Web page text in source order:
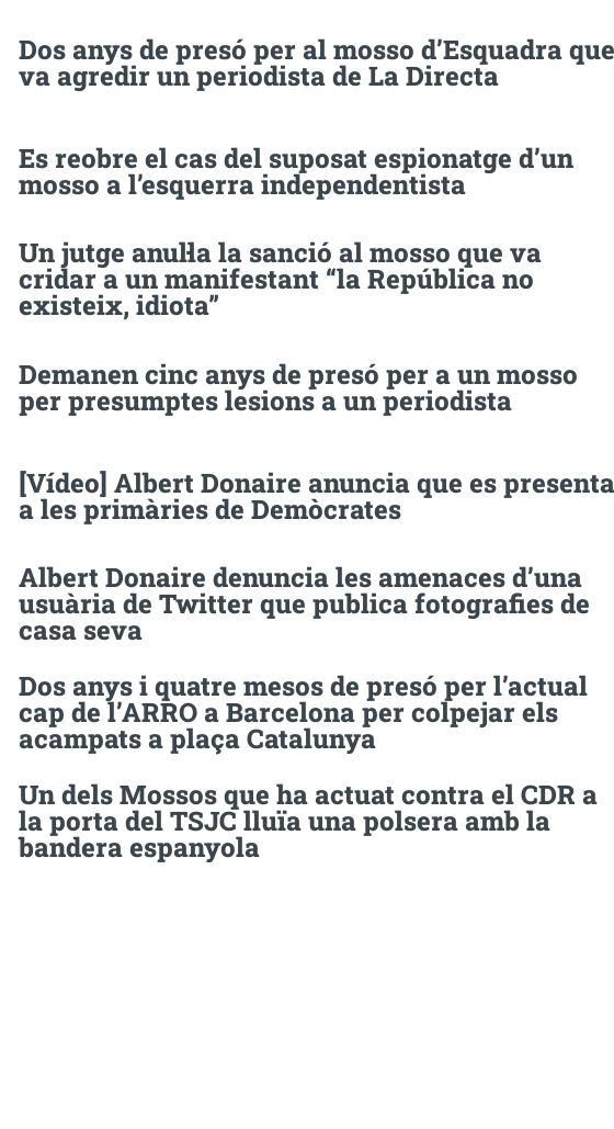
Dos anys de presó per al mosso d’Esquadra que
va agredir un periodista de La Directa
Es reobre el cas del suposat espionatge d’un
mosso a l’esquerra independentista
Un jutge anul·la la sanció al mosso que va
cridar a un manifestant “la República no
existeix, idiota”
Demanen cinc anys de presó per a un mosso
per presumptes lesions a un periodista
[Vídeo] Albert Donaire anuncia que es presenta
a les primàries de Demòcrates
Albert Donaire denuncia les amenaces d’una
usuària de Twitter que publica fotografies de
casa seva
Dos anys i quatre mesos de presó per l’actual
cap de l’ARRO a Barcelona per colpejar els
acampats a plaça Catalunya
Un dels Mossos que ha actuat contra el CDR a
la porta del TSJC lluïa una polsera amb la
bandera espanyola